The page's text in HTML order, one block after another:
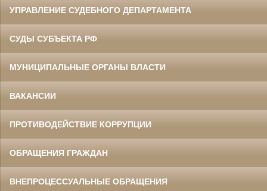
УПРАВЛЕНИЕ СУДЕБНОГО ДЕПАРТАМЕНТА
СУДЫ СУБЪЕКТА РФ
МУНИЦИПАЛЬНЫЕ ОРГАНЫ ВЛАСТИ
ВАКАНСИИ
ПРОТИВОДЕЙСТВИЕ КОРРУПЦИИ
ОБРАЩЕНИЯ ГРАЖДАН
ВНЕПРОЦЕССУАЛЬНЫЕ ОБРАЩЕНИЯ